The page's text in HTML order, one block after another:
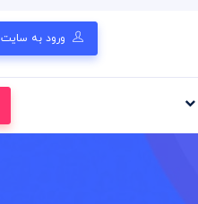
ورود به سایت